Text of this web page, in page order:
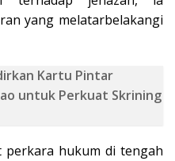
yang melatarbelakangi
Kartu Pintar
untuk Perkuat Skrining
perkara hukum di tengah